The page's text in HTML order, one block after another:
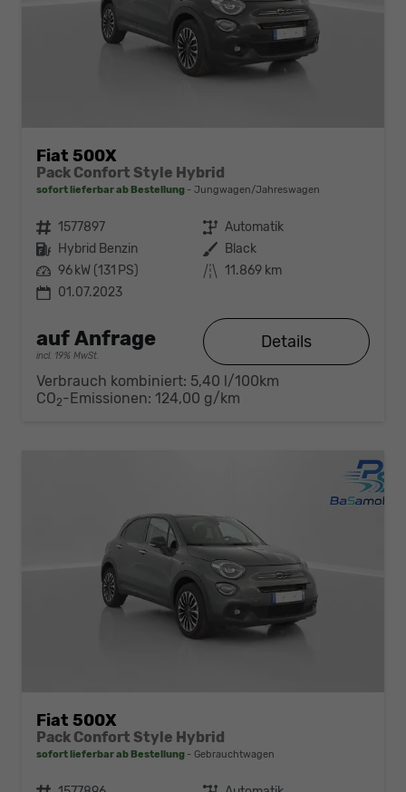
Fiat 500X
Pack Confort Style Hybrid
sofort lieferbar ab Bestellung Jungwagen/Jahreswagen
Fahrzeugnr. 1577897 Getriebe Automatik
Kraftstoff Hybrid Benzin Außenfarbe Black
Leistung 96 kW (131 PS) Kilometerstand 11.869 km
01.07.2023
auf Anfrage
incl. 19% MwSt.
Details
Verbrauch kombiniert: 5,40 l/100km
CO2-Emissionen: 124,00 g/km
Fiat 500X
Pack Confort Style Hybrid
sofort lieferbar ab Bestellung Gebrauchtwagen